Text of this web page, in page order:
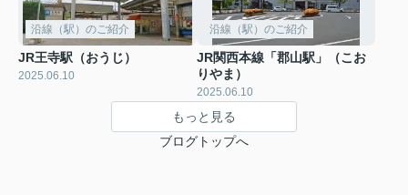
沿線（駅）のご紹介
JR王寺駅（おうじ）
2025.06.10
沿線（駅）のご紹介
JR関西本線「郡山駅」（こお
りやま）
2025.06.10
もっと見る
ブログトップへ